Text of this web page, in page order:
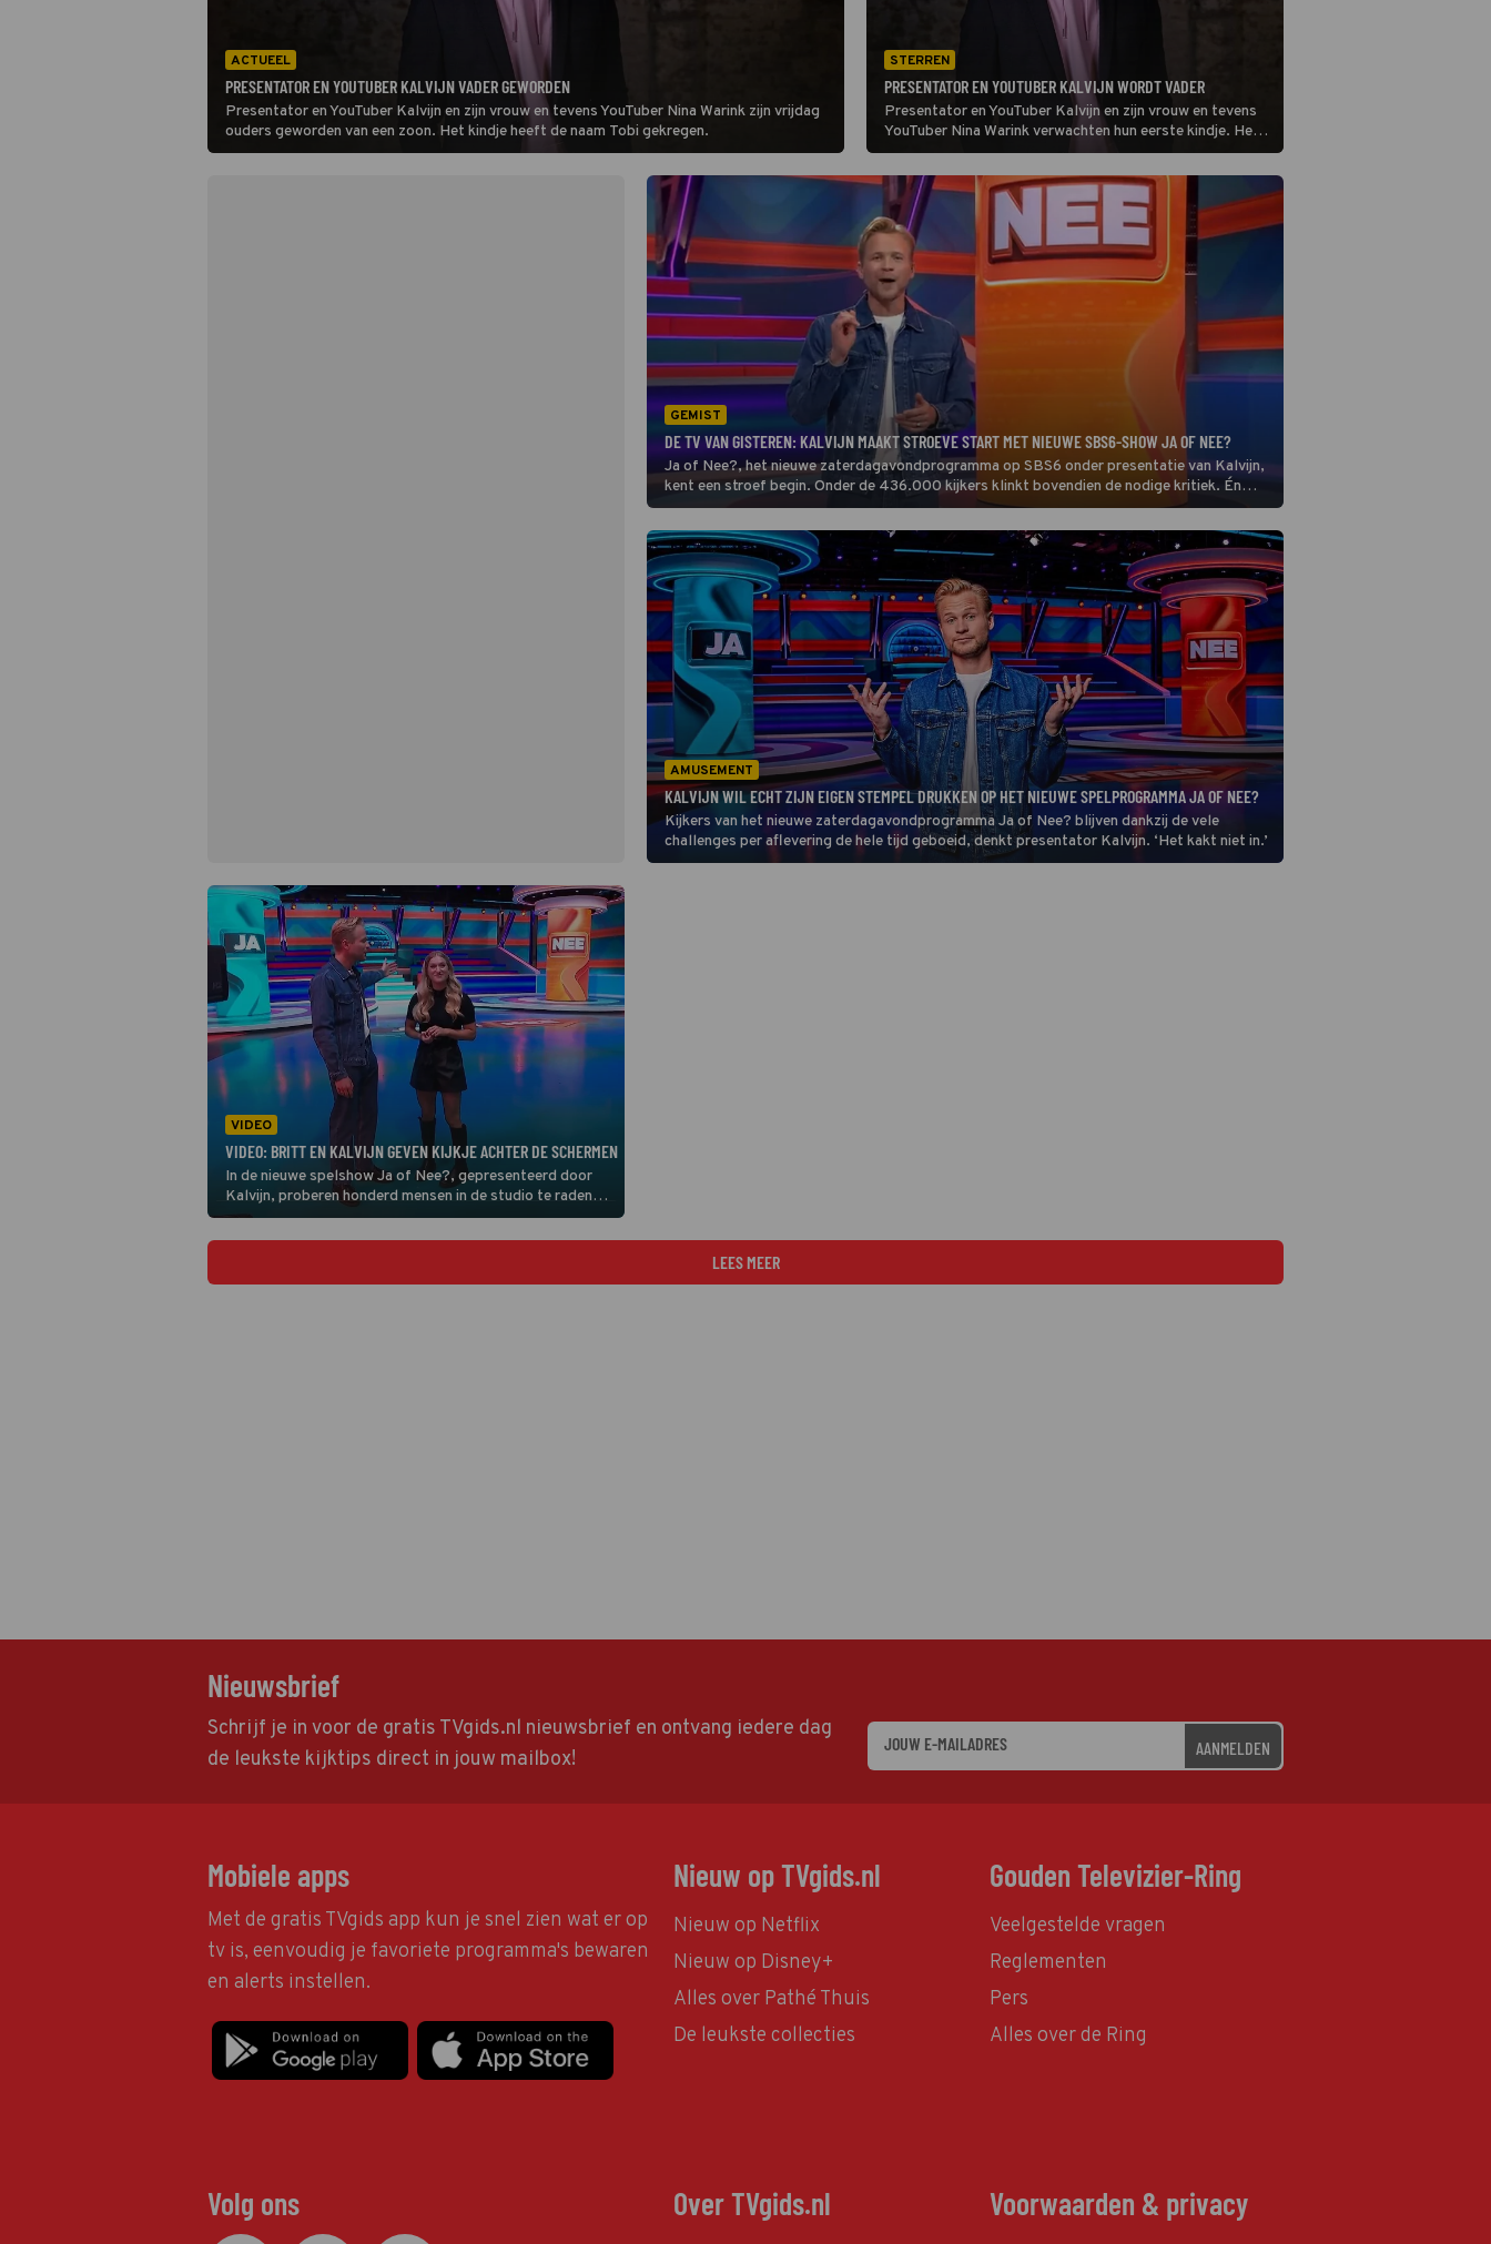
ACTUEEL
PRESENTATOR EN YOUTUBER KALVIJN VADER GEWORDEN
Presentator en YouTuber Kalvijn en zijn vrouw en tevens YouTuber Nina Warink zijn vrijdag
ouders geworden van een zoon. Het kindje heeft de naam Tobi gekregen.
STERREN
PRESENTATOR EN YOUTUBER KALVIJN WORDT VADER
Presentator en YouTuber Kalvijn en zijn vrouw en tevens
YouTuber Nina Warink verwachten hun eerste kindje. Het
koppel deelt het nieuws met een foto op Instagram.
GEMIST
DE TV VAN GISTEREN: KALVIJN MAAKT STROEVE START MET NIEUWE SBS6-SHOW JA OF NEE?
Ja of Nee?, het nieuwe zaterdagavondprogramma op SBS6 onder presentatie van Kalvijn,
kent een stroef begin. Onder de 436.000 kijkers klinkt bovendien de nodige kritiek. Én
herkenning, want het doet wel heel erg denken aan een eerder format dat wél een grote hit
was...
AMUSEMENT
KALVIJN WIL ECHT ZIJN EIGEN STEMPEL DRUKKEN OP HET NIEUWE SPELPROGRAMMA JA OF NEE?
Kijkers van het nieuwe zaterdagavondprogramma Ja of Nee? blijven dankzij de vele
challenges per aflevering de hele tijd geboeid, denkt presentator Kalvijn. ‘Het kakt niet in.’
VIDEO
VIDEO: BRITT EN KALVIJN GEVEN KIJKJE ACHTER DE SCHERMEN
In de nieuwe spelshow Ja of Nee?, gepresenteerd door
Kalvijn, proberen honderd mensen in de studio te raden
hoe een filmpje of uitdaging afloopt. Hij en Britt Dekker -
die ook een rol heeft - geven een rondleiding door de
LEES MEER
Nieuwsbrief
Schrijf je in voor de gratis TVgids.nl nieuwsbrief en ontvang iedere dag
de leukste kijktips direct in jouw mailbox!
AANMELDEN
Mobiele apps
Met de gratis TVgids app kun je snel zien wat er op
tv is, eenvoudig je favoriete programma's bewaren
en alerts instellen.
Nieuw op TVgids.nl
Nieuw op Netflix
Nieuw op Disney+
Alles over Pathé Thuis
De leukste collecties
Gouden Televizier-Ring
Veelgestelde vragen
Reglementen
Pers
Alles over de Ring
Volg ons Over TVgids.nl Voorwaarden & privacy